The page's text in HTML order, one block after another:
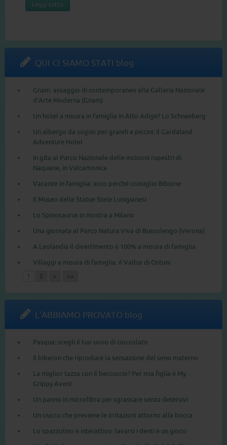
Leggi tutto
QUI CI SIAMO STATI blog
Gnam: assaggio di contemporaneo alla Galleria Nazionale
d’Arte Moderna (Gnam)
Un hotel a misura in famiglia in Alto Adige? Lo Schneeberg
Un albergo da sogno per grandi e piccini: il Gardaland
Adventure Hotel
In gita al Parco Nazionale delle incisioni rupestri di
Naquane, in Valcamonica
Vacanze in famiglia: ecco perché consiglio Bibione
Il Museo delle Statue Stele Lunigianesi
Lo Spinosaurus in mostra a Milano
Una giornata al Parco Natura Viva di Bussolengo (Verona)
A Leolandia il divertimento è 100% a misura di famiglia
Villaggi a misura di famiglia: il Valtur di Ostuni
1 2 > >>
L'ABBIAMO PROVATO blog
Pasqua: scegli il tuo uovo di cioccolato
Il biberon che riproduce la sensazione del seno materno
La miglior tazza con il beccuccio? Per mia figlia è My
Grippy Avent
Un panno in microfibra per sgrassare senza detersivi
Un ciucco che previene le irritazioni attorno alla bocca
Lo spazzolino è interattivo: lavarsi i denti è un gioco